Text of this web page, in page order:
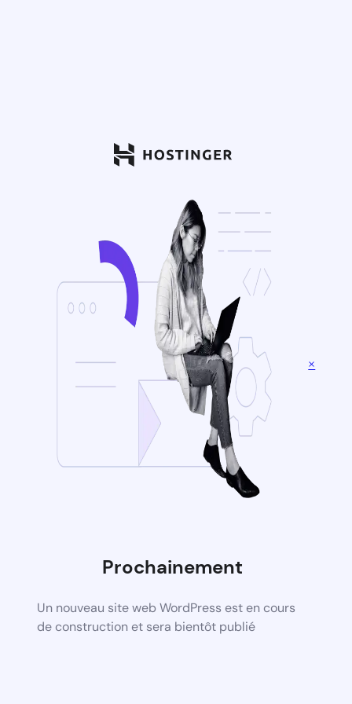
Prochainement
Un nouveau site web WordPress est en cours
de construction et sera bientôt publié
×